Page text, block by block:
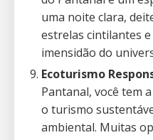
uma noite clara,
estrelas cintilantes
imensidão do
Ecoturismo
Pantanal, você tem
o turismo
ambiental. Muitas